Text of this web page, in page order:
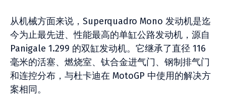
从机械方面来说，Superquadro Mono 发动机是迄
今为止最先进、性能最高的单缸公路发动机，源自
Panigale 1.299 的双缸发动机。它继承了直径 116
毫米的活塞、燃烧室、钛合金进气门、钢制排气门
和连控分布，与杜卡迪在 MotoGP 中使用的解决方
案相同。